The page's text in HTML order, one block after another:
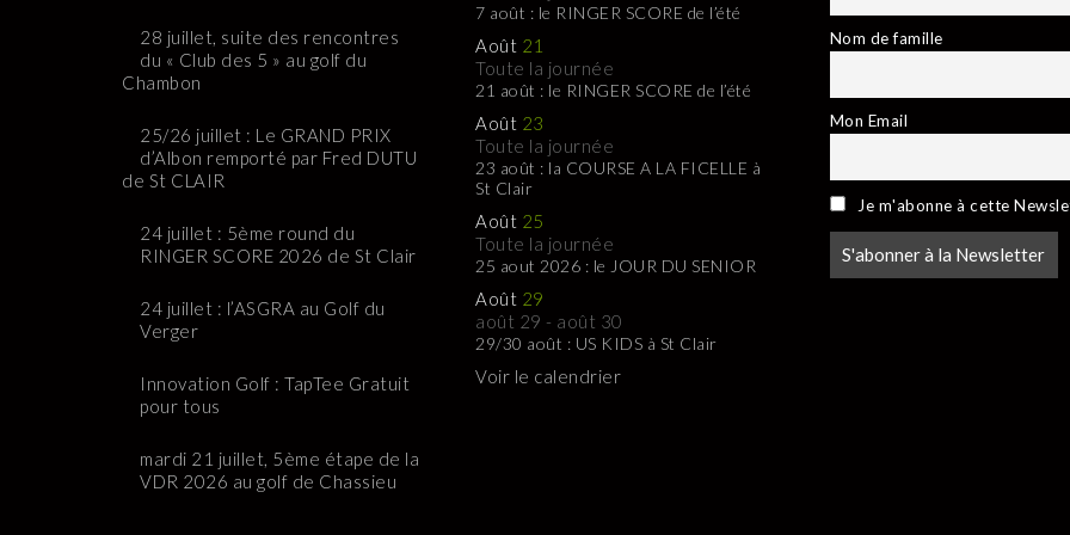
28 juillet, suite des rencontres
du « Club des 5 » au golf du
Chambon
25/26 juillet : Le GRAND PRIX
d’Albon remporté par Fred DUTU
de St CLAIR
24 juillet : 5ème round du
RINGER SCORE 2026 de St Clair
24 juillet : l’ASGRA au Golf du
Verger
Innovation Golf : TapTee Gratuit
pour tous
mardi 21 juillet, 5ème étape de la
VDR 2026 au golf de Chassieu
7 août : le RINGER SCORE de l’été
Août 21
Toute la journée
21 août : le RINGER SCORE de l’été
Août 23
Toute la journée
23 août : la COURSE A LA FICELLE à
St Clair
Août 25
Toute la journée
25 aout 2026 : le JOUR DU SENIOR
Août 29
août 29 - août 30
29/30 août : US KIDS à St Clair
Voir le calendrier
Nom de famille
Mon Email
Je m'abonne à cette